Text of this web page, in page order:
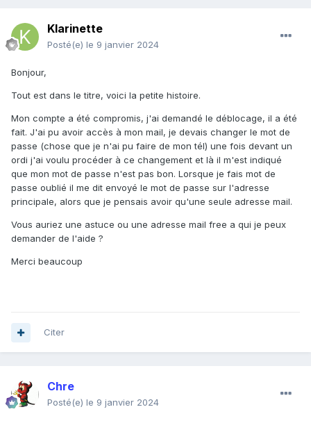
Klarinette
Posté(e) le 9 janvier 2024
Bonjour,
Tout est dans le titre, voici la petite histoire.
Mon compte a été compromis, j'ai demandé le déblocage, il a été
fait. J'ai pu avoir accès à mon mail, je devais changer le mot de
passe (chose que je n'ai pu faire de mon tél) une fois devant un
ordi j'ai voulu procéder à ce changement et là il m'est indiqué
que mon mot de passe n'est pas bon. Lorsque je fais mot de
passe oublié il me dit envoyé le mot de passe sur l'adresse
principale, alors que je pensais avoir qu'une seule adresse mail.
Vous auriez une astuce ou une adresse mail free a qui je peux
demander de l'aide ?
Merci beaucoup
Citer
Chre
Posté(e) le 9 janvier 2024